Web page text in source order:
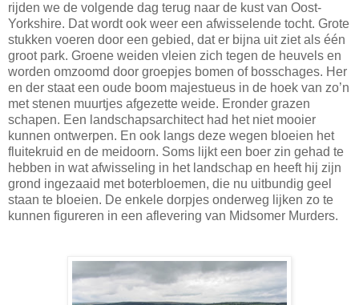
rijden we de volgende dag terug naar de kust van Oost-
Yorkshire. Dat wordt ook weer een afwisselende tocht. Grote
stukken voeren door een gebied, dat er bijna uit ziet als één
groot park. Groene weiden vleien zich tegen de heuvels en
worden omzoomd door groepjes bomen of bosschages. Her
en der staat een oude boom majestueus in de hoek van zo’n
met stenen muurtjes afgezette weide. Eronder grazen
schapen. Een landschapsarchitect had het niet mooier
kunnen ontwerpen. En ook langs deze wegen bloeien het
fluitekruid en de meidoorn. Soms lijkt een boer zin gehad te
hebben in wat afwisseling in het landschap en heeft hij zijn
grond ingezaaid met boterbloemen, die nu uitbundig geel
staan te bloeien. De enkele dorpjes onderweg lijken zo te
kunnen figureren in een aflevering van Midsomer Murders.